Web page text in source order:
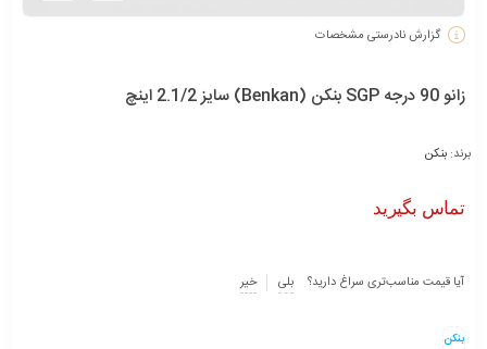
گزارش نادرستی مشخصات
زانو 90 درجه SGP بنکن (Benkan) سایز 2.1/2 اینچ
برند: بنکن
تماس بگیرید
آیا قیمت مناسب‌تری سراغ دارید؟ بلی خیر
بنکن